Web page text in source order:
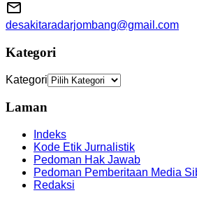
desakitaradarjombang@gmail.com
Kategori
Kategori
Laman
Indeks
Kode Etik Jurnalistik
Pedoman Hak Jawab
Pedoman Pemberitaan Media
Redaksi